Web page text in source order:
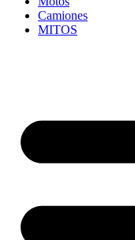
Camiones
MITOS